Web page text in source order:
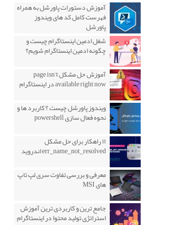
آموزش دستورات پاورشل به همراه
فهرست کامل کد های ویندوز
پاورشل
شغل ادمین اینستاگرام چیست و
چگونه ادمین اینستاگرام شویم؟
آموزش حل مشکل page isn’t
available right now در اینستاگرام
ویندوز پاورشل چیست ؟ کاربرد ها و
نحوه فعال سازی powershell
۱۱ راهکار برای حل مشکل
err_name_not_resolved اندروید
معرفی و بررسی تفاوت سری لپ تاپ
های MSI
جامع ترین و کاربردی ترین آموزش
استراتژی تولید محتوا در اینستاگرام